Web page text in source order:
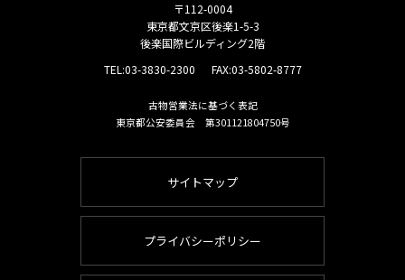
〒112-0004
東京都文京区後楽1-5-3
後楽国際ビルディング2階
TEL:03-3830-2300 FAX:03-5802-8777
古物営業法に基づく表記
東京都公安委員会 第301121804750号
サイトマップ
プライバシーポリシー